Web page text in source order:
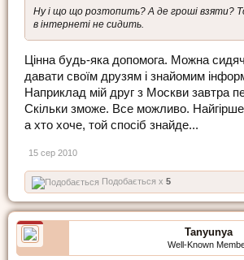
Ну і що що розтопить? А де гроші взяти?
в інтернеті не сидить.
Цінна будь-яка допомога. Можна
давати своїм друзям і знайомим
Наприклад мій друг з Москви завтра
Скільки зможе. Все можливо.
а хто хоче, той спосіб знайде...
15 сер 2010
Подобається x 5
Tanyunya
Well-Known